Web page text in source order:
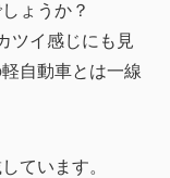
ょうか？
ツイ感じにも見
自動車とは一線
ています。